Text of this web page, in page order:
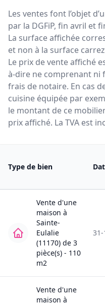
Les ventes font l’objet
par la DGFiP, fin avril et
La surface affichée
et non à la surface
Le prix de vente affiché
à-dire ne comprenant ni
frais de notaire. En cas
cuisine équipée par
le montant de ce
prix affiché. La TVA est
Type de bien
Vente d'une
maison à
Sainte-
Eulalie
(11170) de 3
pièce(s) - 110
m2
31-
Vente d'une
maison à